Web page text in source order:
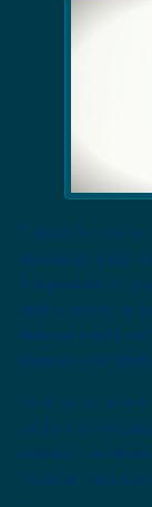
Tuttavia, la
abbastanza lungo
l'inseparabile
atleti di spicco, di
Matrone e dallo
Domini e dalla
Le prime
parallelo al
scientifico,
medicina